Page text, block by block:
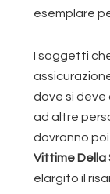
esemplare
I soggetti
dove si deve
ad altre
dovranno
Vittime
elargito il